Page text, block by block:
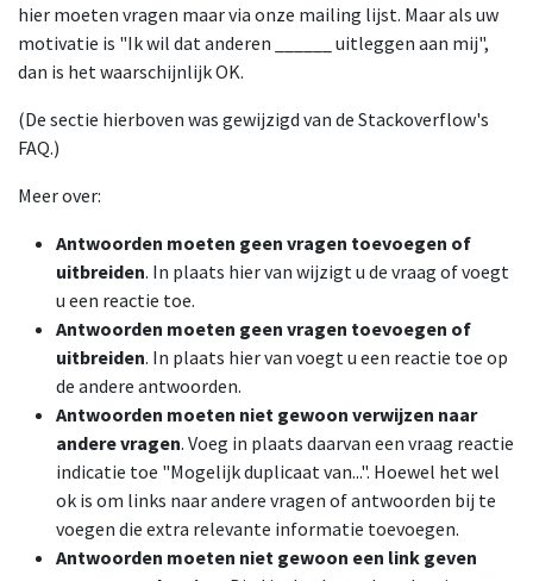
hier moeten vragen maar via onze mailing lijst. Maar als uw
motivatie is "Ik wil dat anderen ______ uitleggen aan mij",
dan is het waarschijnlijk OK.
(De sectie hierboven was gewijzigd van de Stackoverflow's
FAQ.)
Meer over:
Antwoorden moeten geen vragen toevoegen of
uitbreiden. In plaats hier van wijzigt u de vraag of voegt
u een reactie toe.
Antwoorden moeten geen vragen toevoegen of
uitbreiden. In plaats hier van voegt u een reactie toe op
de andere antwoorden.
Antwoorden moeten niet gewoon verwijzen naar
andere vragen. Voeg in plaats daarvan een vraag reactie
indicatie toe "Mogelijk duplicaat van...". Hoewel het wel
ok is om links naar andere vragen of antwoorden bij te
voegen die extra relevante informatie toevoegen.
Antwoorden moeten niet gewoon een link geven